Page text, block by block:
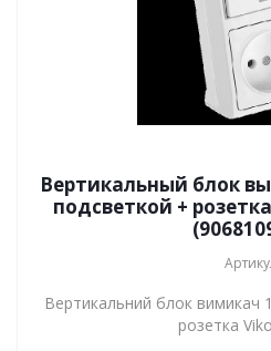
Вертикальный блок
подсветкой +
Вертикальний блок вимикач
розетка